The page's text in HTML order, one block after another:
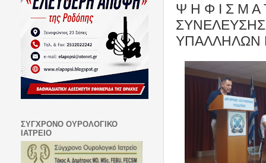
Ψ Η Φ Ι Σ Μ Α
ΥΠΑΛΛΗΛΩΝ
ΣΥΓΧΡΟΝΟ ΟΥΡΟΛΟΓΙΚΟ
ΙΑΤΡΕΙΟ